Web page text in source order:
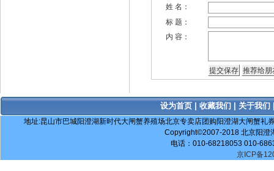
姓 名：
标 题：
内 容：
设为首页 收藏我们 关于我们
地址:昆山市巴城阳澄湖新时代大闸蟹养殖场北京专卖店团购阳澄湖大闸蟹
Copyright©2007-2018 北京阳澄
电话：010-68218053 010-
京ICP备